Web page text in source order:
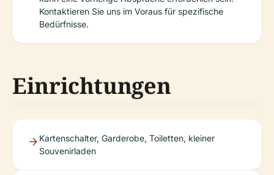
Kontaktieren Sie uns im Voraus für spezifische
Bedürfnisse.
Einrichtungen
Kartenschalter, Garderobe, Toiletten, kleiner
Souvenirladen